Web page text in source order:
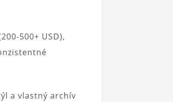
500+ USD),
a vlastný archív